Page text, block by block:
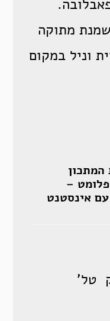
להקציף 250 גר שמנת מתוקה
וניל במקום
המתכון
–
אינסטנט
טל’